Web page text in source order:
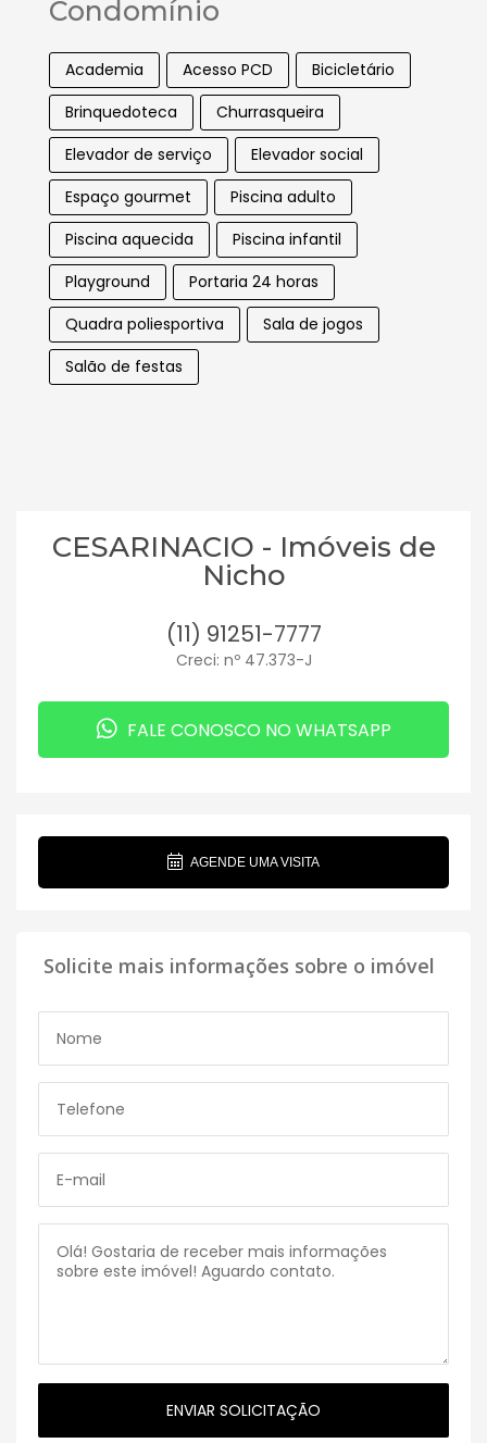
Condomínio
Academia Acesso PCD
Bicicletário
Brinquedoteca
Churrasqueira
Elevador de serviço
Elevador social
Espaço gourmet
Piscina adulto
Piscina aquecida
Piscina infantil
Playground
Portaria 24 horas
Quadra poliesportiva
Sala de jogos
Salão de festas
CESARINACIO - Imóveis de
Nicho
(11) 91251-7777
Creci: nº 47.373-J
FALE CONOSCO NO WHATSAPP
AGENDE UMA VISITA
Solicite mais informações sobre o imóvel